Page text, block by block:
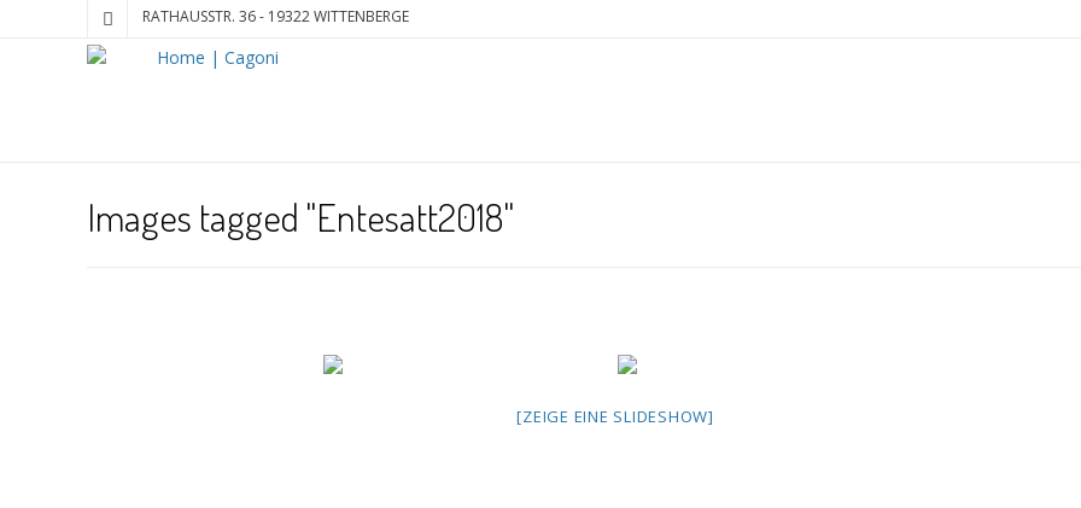
RATHAUSSTR. 36 - 19322 WITTENBERGE
Images tagged "Entesatt2018"
[ZEIGE EINE SLIDESHOW]